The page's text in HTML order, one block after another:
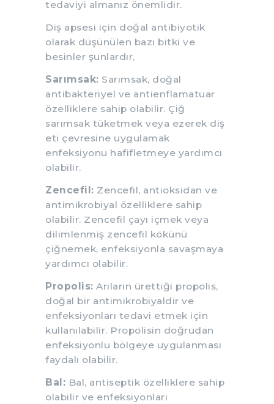
tedaviyi almanız önemlidir.
Diş apsesi için doğal antibiyotik
olarak düşünülen bazı bitki ve
besinler şunlardır,
Sarımsak: Sarımsak, doğal
antibakteriyel ve antienflamatuar
özelliklere sahip olabilir. Çiğ
sarımsak tüketmek veya ezerek diş
eti çevresine uygulamak
enfeksiyonu hafifletmeye yardımcı
olabilir.
Zencefil: Zencefil, antioksidan ve
antimikrobiyal özelliklere sahip
olabilir. Zencefil çayı içmek veya
dilimlenmiş zencefil kökünü
çiğnemek, enfeksiyonla savaşmaya
yardımcı olabilir.
Propolis: Arıların ürettiği propolis,
doğal bir antimikrobiyaldir ve
enfeksiyonları tedavi etmek için
kullanılabilir. Propolisin doğrudan
enfeksiyonlu bölgeye uygulanması
faydalı olabilir.
Bal: Bal, antiseptik özelliklere sahip
olabilir ve enfeksiyonları